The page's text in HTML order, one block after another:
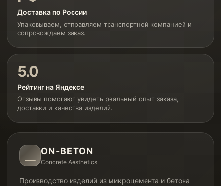
Доставка по России
Упаковываем, отправляем транспортной компанией и
сопровождаем заказ.
5.0
Рейтинг на Яндексе
Отзывы помогают увидеть реальный опыт заказа,
доставки и качества изделий.
ON-BETON
Concrete Aesthetics
Производство изделий из микроцемента и бетона